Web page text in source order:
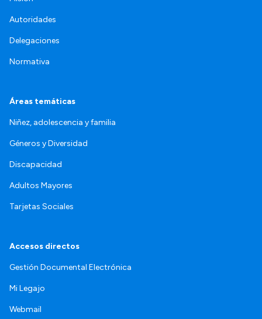
Autoridades
Delegaciones
Normativa
Áreas temáticas
Niñez, adolescencia y familia
Géneros y Diversidad
Discapacidad
Adultos Mayores
Tarjetas Sociales
Accesos directos
Gestión Documental Electrónica
Mi Legajo
Webmail